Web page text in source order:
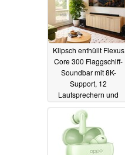
Klipsch enthüllt Flexus
Core 300 Flaggschiff-
Soundbar mit 8K-
Support, 12
Lautsprechern und
03.09.2024